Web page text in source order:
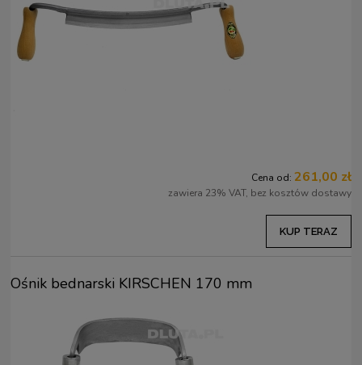
Cena od: 261,00 zł
zawiera 23% VAT, bez kosztów dostawy
KUP TERAZ
Ośnik bednarski KIRSCHEN 170 mm